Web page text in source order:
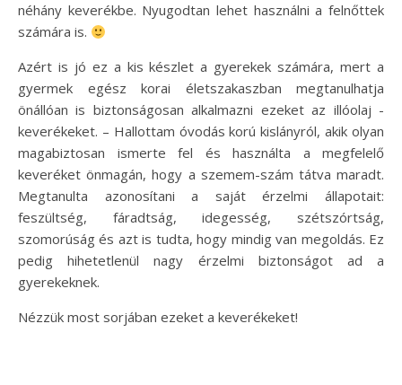
néhány keverékbe. Nyugodtan lehet használni a felnőttek
számára is.
Azért is jó ez a kis készlet a gyerekek számára, mert a
gyermek egész korai életszakaszban megtanulhatja
önállóan is biztonságosan alkalmazni ezeket az illóolaj -
keverékeket. – Hallottam óvodás korú kislányról, akik olyan
magabiztosan ismerte fel és használta a megfelelő
keveréket önmagán, hogy a szemem-szám tátva maradt.
Megtanulta azonosítani a saját érzelmi állapotait:
feszültség, fáradtság, idegesség, szétszórtság,
szomorúság és azt is tudta, hogy mindig van megoldás. Ez
pedig hihetetlenül nagy érzelmi biztonságot ad a
gyerekeknek.
Nézzük most sorjában ezeket a keverékeket!